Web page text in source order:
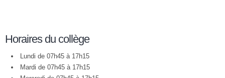
Horaires du collège
Lundi de 07h45 à 17h15
Mardi de 07h45 à 17h15